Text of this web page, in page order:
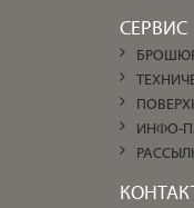
СЕРВИС
ИНФО-